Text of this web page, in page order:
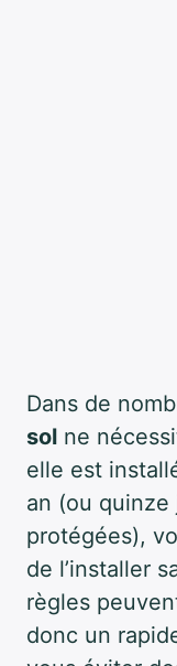
Dans de
sol ne
elle est
an (ou
protégées),
de l’installer
règles
donc un